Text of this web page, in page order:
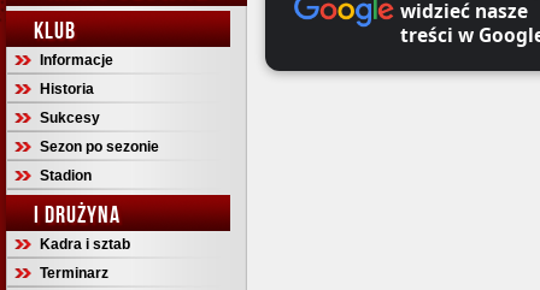
KLUB
Informacje
Historia
Sukcesy
Sezon po sezonie
Stadion
I DRUŻYNA
Kadra i sztab
Terminarz
widzieć nasze
treści w